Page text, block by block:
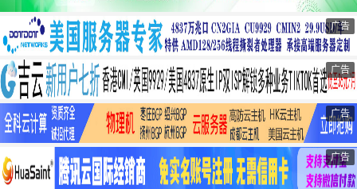
广告
广告
广告
广告